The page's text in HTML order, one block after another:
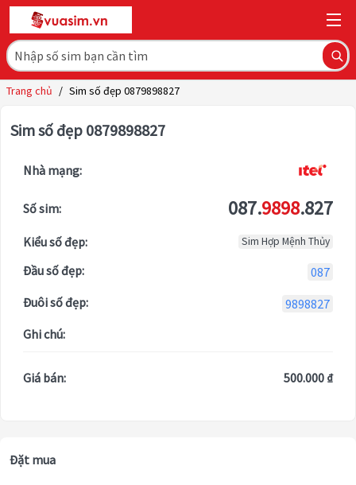
Trang chủ / Sim số đẹp 0879898827
Sim số đẹp 0879898827
Nhà mạng:
Số sim: 087.9898.827
Kiểu số đẹp: Sim Hợp Mệnh Thủy
Đầu số đẹp:
087
Đuôi số đẹp:
9898827
Ghi chú:
Giá bán: 500.000 ₫
Đặt mua